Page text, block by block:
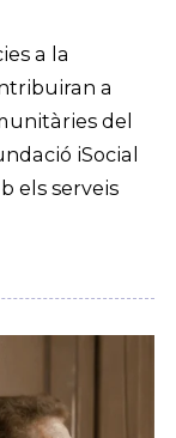
a la
a
del
iSocial
els serveis